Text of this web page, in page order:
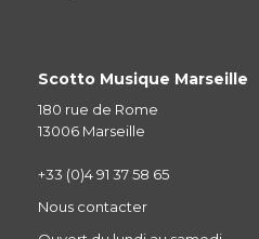
Scotto Musique Marseille
180 rue de Rome
13006 Marseille
+33 (0)4 91 37 58 65
Nous contacter